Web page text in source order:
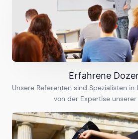
32Ausbildungen
Münster
17Ausbildungen
Nürnberg
29Ausbildungen
Erfahrene
Unsere Referenten sind Spezialisten
von der Expertise unserer